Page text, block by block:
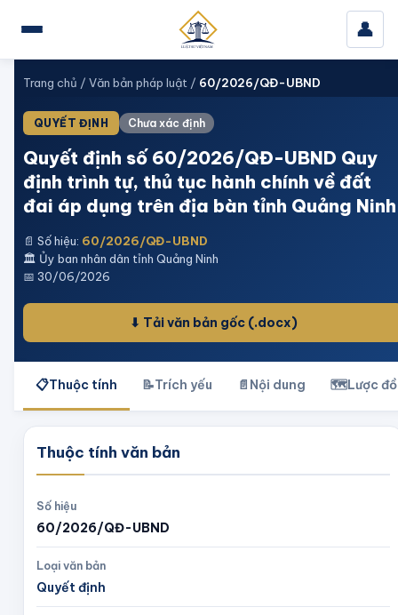
👤
Trang chủ / Văn bản pháp luật / 60/2026/QĐ-UBND
QUYẾT ĐỊNH Chưa xác định
Quyết định số 60/2026/QĐ-UBND Quy
định trình tự, thủ tục hành chính về đất
đai áp dụng trên địa bàn tỉnh Quảng Ninh
📄 Số hiệu: 60/2026/QĐ-UBND
🏛️ Ủy ban nhân dân tỉnh Quảng Ninh
📅 30/06/2026
⬇ Tải văn bản gốc(.docx)
📋Thuộc tính 📝Trích yếu 📄 Nội dung 🗺️Lược đồ
Thuộc tính văn bản
Số hiệu
60/2026/QĐ-UBND
Loại văn bản
Quyết định